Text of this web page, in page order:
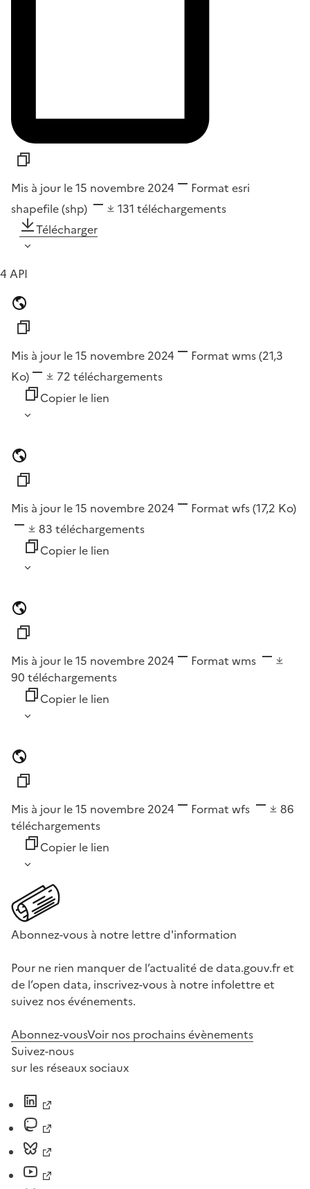
Mis à jour le 15 novembre 2024 Format esri
shapefile (shp)
131 téléchargements
Télécharger
4 API
Mis à jour le 15 novembre 2024 Format wms(21,3
Ko)
72 téléchargements
Copier le lien
Mis à jour le 15 novembre 2024 Format wfs(17,2 Ko)
83 téléchargements
Copier le lien
Mis à jour le 15 novembre 2024 Format wms
90 téléchargements
Copier le lien
Mis à jour le 15 novembre 2024 Format wfs
86
téléchargements
Copier le lien
Abonnez-vous à notre lettre d'information
Pour ne rien manquer de l’actualité de data.gouv.fr et
de l’open data, inscrivez-vous à notre infolettre et
suivez nos événements.
Abonnez-vousVoir nos prochains évènements
Suivez-nous
sur les réseaux sociaux